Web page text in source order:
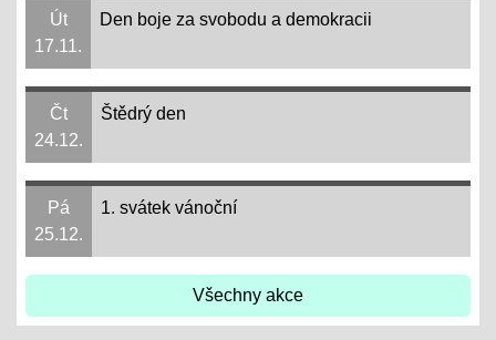
Út
17.11.
Den boje za svobodu a demokracii
Čt
24.12.
Štědrý den
Pá
25.12.
1. svátek vánoční
Všechny akce